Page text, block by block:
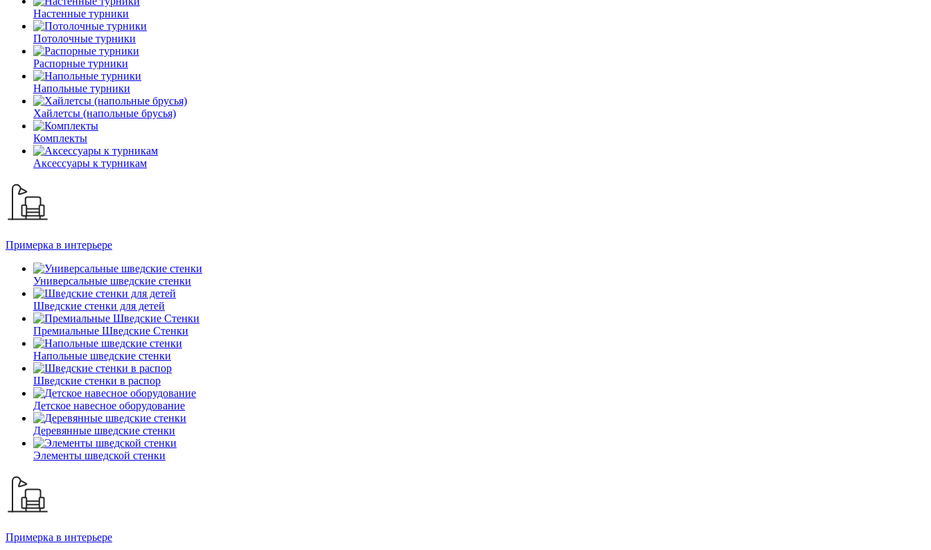
Настенные турники
Потолочные турники
Распорные турники
Напольные турники
Хайлетсы (напольные брусья)
Комплекты
Аксессуары к турникам
Примерка в интерьере
Универсальные шведские стенки
Шведские стенки для детей
Премиальные Шведские Стенки
Напольные шведские стенки
Шведские стенки в распор
Детское навесное оборудование
Деревянные шведские стенки
Элементы шведской стенки
Примерка в интерьере